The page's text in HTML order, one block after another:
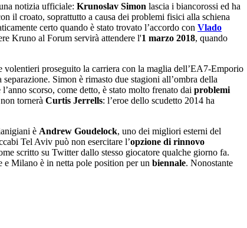
notizia ufficiale: Krunoslav Simon lascia i biancorossi ed ha
il croato, soprattutto a causa dei problemi fisici alla schiena
certo quando è stato trovato l’accordo con Vlado
Kruno al Forum servirà attendere l'1 marzo 2018, quando
proseguito la carriera con la maglia dell’EA7-Emporio
Simon è rimasto due stagioni all’ombra della
l’anno scorso, come detto, è stato molto frenato dai problemi
tornerà Curtis Jerrells: l’eroe dello scudetto 2014 ha
è Andrew Goudelock, uno dei migliori esterni del
Tel Aviv può non esercitare l’opzione di rinnovo
scritto su Twitter dallo stesso giocatore qualche giorno fa.
e Milano è in netta pole position per un biennale. Nonostante